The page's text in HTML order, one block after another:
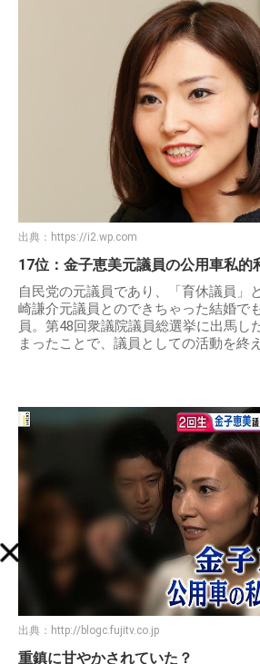
出典： https://i2.wp.com
17位：金子恵美元議員の公用車私的
自民党の元議員であり、「育休議員」
崎謙介元議員とのできちゃった結婚で
員。第48回衆議院議員総選挙に出馬し
まったことで、議員としての活動を終
出典： http://blogc.fujitv.co.jp
重鎮に甘やかされていた？